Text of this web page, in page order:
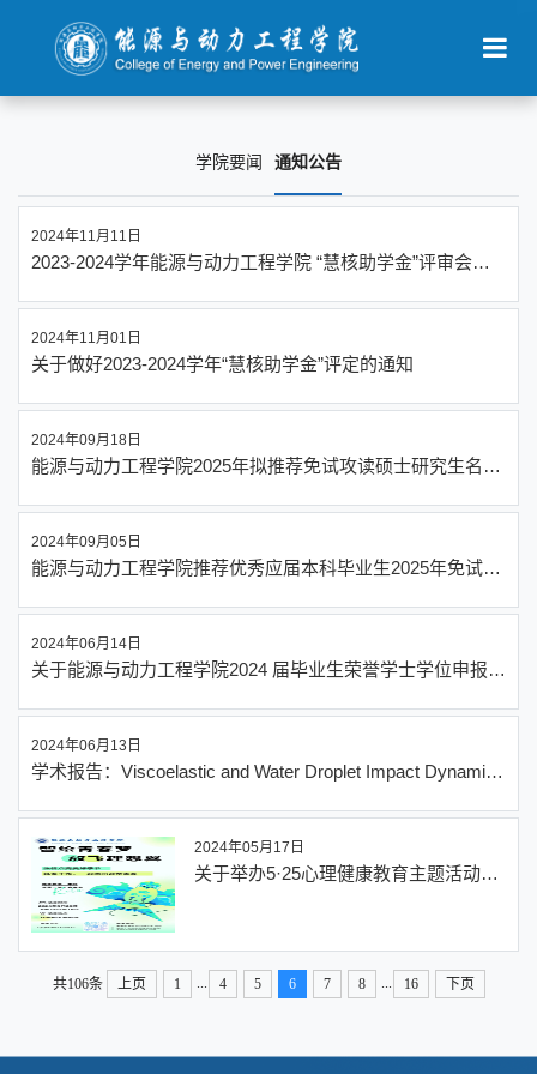
学院要闻 通知公告
2024年11月11日
2023-2024学年能源与动力工程学院 “慧核助学金”评审会议
2024年11月01日
关于做好2023-2024学年“慧核助学金”评定的通知
2024年09月18日
能源与动力工程学院2025年拟推荐免试攻读硕士研究生名单
2024年09月05日
能源与动力工程学院推荐优秀应届本科毕业生2025年免试攻
2024年06月14日
关于能源与动力工程学院2024 届毕业生荣誉学士学位申报结
2024年06月13日
学术报告：Viscoelastic and Water Droplet Impact Dynamics
2024年05月17日
关于举办5·25心理健康教育主题活动
共106条 上页 1 4 5 6 7 8 16 下页